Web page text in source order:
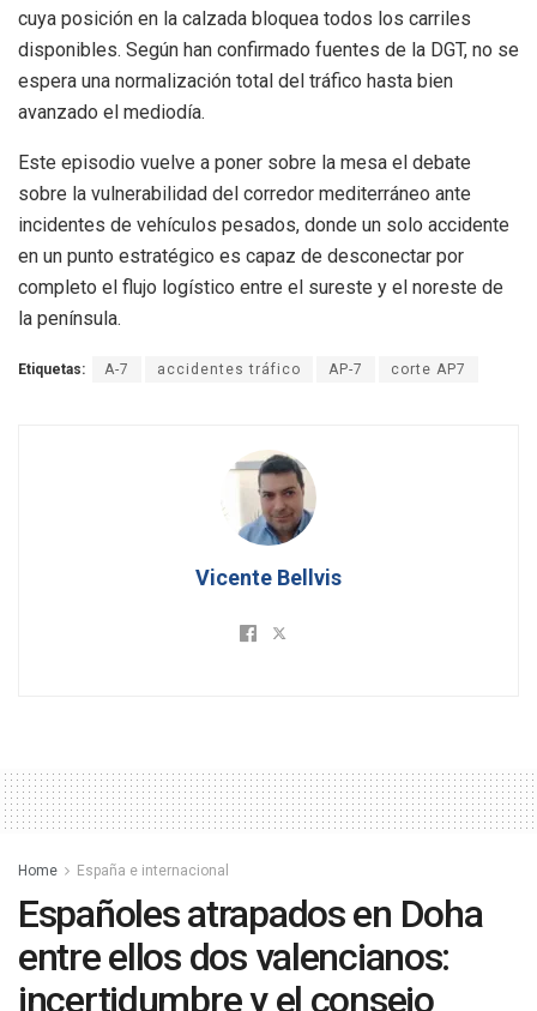
cuya posición en la calzada bloquea todos los carriles
disponibles. Según han confirmado fuentes de la DGT, no se
espera una normalización total del tráfico hasta bien
avanzado el mediodía.
Este episodio vuelve a poner sobre la mesa el debate
sobre la vulnerabilidad del corredor mediterráneo ante
incidentes de vehículos pesados, donde un solo accidente
en un punto estratégico es capaz de desconectar por
completo el flujo logístico entre el sureste y el noreste de
la península.
Etiquetas: A-7 accidentes tráfico AP-7 corte AP7
Vicente Bellvis
Home España e internacional
Españoles atrapados en Doha
entre ellos dos valencianos:
incertidumbre y el consejo